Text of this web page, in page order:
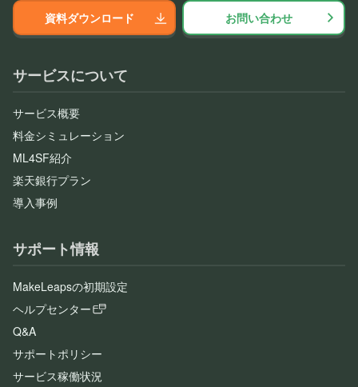
資料ダウンロード お問い合わせ
サービスについて
サービス概要
料金シミュレーション
ML4SF紹介
楽天銀行プラン
導入事例
サポート情報
MakeLeapsの初期設定
ヘルプセンター
Q&A
サポートポリシー
サービス稼働状況